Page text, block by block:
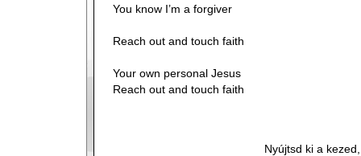
You know I’m a forgiver
Reach out and touch faith
Your own personal Jesus
Reach out and touch faith
Nyújtsd ki a